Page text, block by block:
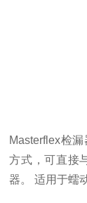
Masterflex检
方式，可直接
器。
适用于蠕